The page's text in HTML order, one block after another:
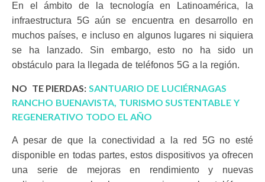
En el ámbito de la tecnología en Latinoamérica, la
infraestructura 5G aún se encuentra en desarrollo en
muchos países, e incluso en algunos lugares ni siquiera
se ha lanzado. Sin embargo, esto no ha sido un
obstáculo para la llegada de teléfonos 5G a la región.
NO TE PIERDAS:SANTUARIO DE LUCIÉRNAGAS
RANCHO BUENAVISTA, TURISMO SUSTENTABLE Y
REGENERATIVO TODO EL AÑO
A pesar de que la conectividad a la red 5G no esté
disponible en todas partes, estos dispositivos ya ofrecen
una serie de mejoras en rendimiento y nuevas